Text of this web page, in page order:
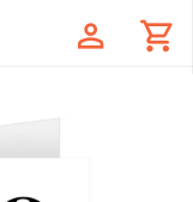
profile shopping_cart